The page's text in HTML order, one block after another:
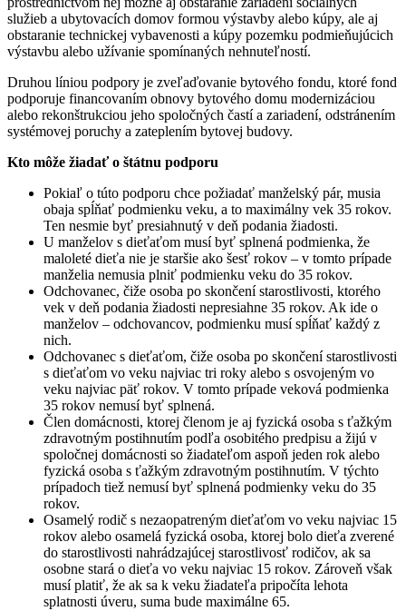
služieb a ubytovacích domov formou výstavby alebo kúpy, ale aj
obstaranie technickej vybavenosti a kúpy pozemku podmieňujúcich
výstavbu alebo užívanie spomínaných nehnuteľností.
Druhou líniou podpory je zveľaďovanie bytového fondu, ktoré fond
podporuje financovaním obnovy bytového domu modernizáciou
alebo rekonštrukciou jeho spoločných častí a zariadení, odstránením
systémovej poruchy a zateplením bytovej budovy.
Kto môže žiadať o štátnu podporu
Pokiaľ o túto podporu chce požiadať manželský pár, musia
obaja spĺňať podmienku veku, a to maximálny vek 35 rokov.
Ten nesmie byť presiahnutý v deň podania žiadosti.
U manželov s dieťaťom musí byť splnená podmienka, že
maloleté dieťa nie je staršie ako šesť rokov – v tomto prípade
manželia nemusia plniť podmienku veku do 35 rokov.
Odchovanec, čiže osoba po skončení starostlivosti, ktorého
vek v deň podania žiadosti nepresiahne 35 rokov. Ak ide o
manželov – odchovancov, podmienku musí spĺňať každý z
nich.
Odchovanec s dieťaťom, čiže osoba po skončení starostlivosti
s dieťaťom vo veku najviac tri roky alebo s osvojeným vo
veku najviac päť rokov. V tomto prípade veková podmienka
35 rokov nemusí byť splnená.
Člen domácnosti, ktorej členom je aj fyzická osoba s ťažkým
zdravotným postihnutím podľa osobitého predpisu a žijú v
spoločnej domácnosti so žiadateľom aspoň jeden rok alebo
fyzická osoba s ťažkým zdravotným postihnutím. V týchto
prípadoch tiež nemusí byť splnená podmienky veku do 35
rokov.
Osamelý rodič s nezaopatreným dieťaťom vo veku najviac 15
rokov alebo osamelá fyzická osoba, ktorej bolo dieťa zverené
do starostlivosti nahrádzajúcej starostlivosť rodičov, ak sa
osobne stará o dieťa vo veku najviac 15 rokov. Zároveň však
musí platiť, že ak sa k veku žiadateľa pripočíta lehota
splatnosti úveru, suma bude maximálne 65.